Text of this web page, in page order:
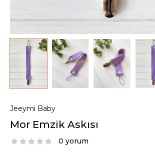
Jeeymi Baby
Mor Emzik Askısı
0 yorum